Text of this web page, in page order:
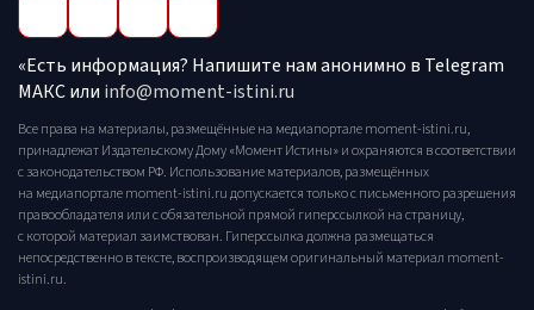
«Есть информация? Напишите нам анонимно в Telegram
МАКС или info@moment-istini.ru
Все права на материалы, размещённые на медиапортале moment-istini.ru,
принадлежат Издательскому Дому «Момент Истины» и охраняются в соответствии
с законодательством РФ. Использование материалов, размещённых
на медиапортале moment-istini.ru допускается только с письменного разрешения
правообладателя или с обязательной прямой гиперссылкой на страницу,
с которой материал заимствован. Гиперссылка должна размещаться
непосредственно в тексте, воспроизводящем оригинальный материал moment-
istini.ru.